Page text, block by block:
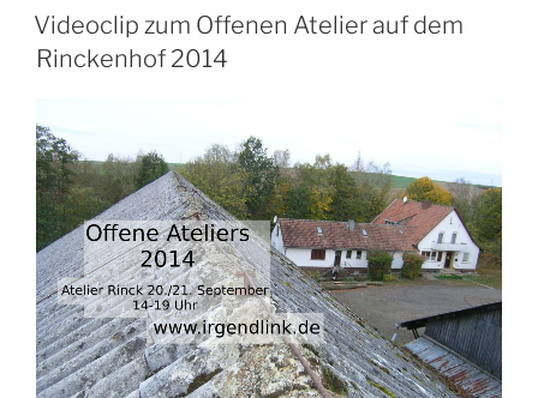
AM
Videoclip zum Offenen Atelier auf dem
Rinckenhof 2014